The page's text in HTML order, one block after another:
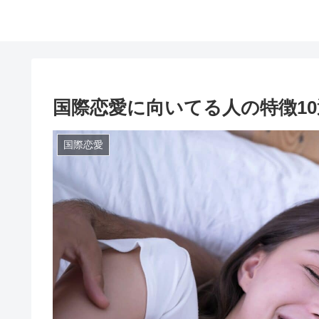
国際恋愛に向いてる人の特徴
国際恋愛